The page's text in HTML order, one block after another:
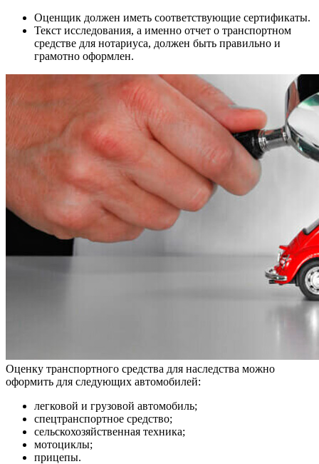
Оценщик должен иметь соответствующие сертификаты.
Текст исследования, а именно отчет о транспортном
средстве для нотариуса, должен быть правильно и
грамотно оформлен.
Оценку транспортного средства для наследства можно
оформить для следующих автомобилей:
легковой и грузовой автомобиль;
спецтранспортное средство;
сельскохозяйственная техника;
мотоциклы;
прицепы.